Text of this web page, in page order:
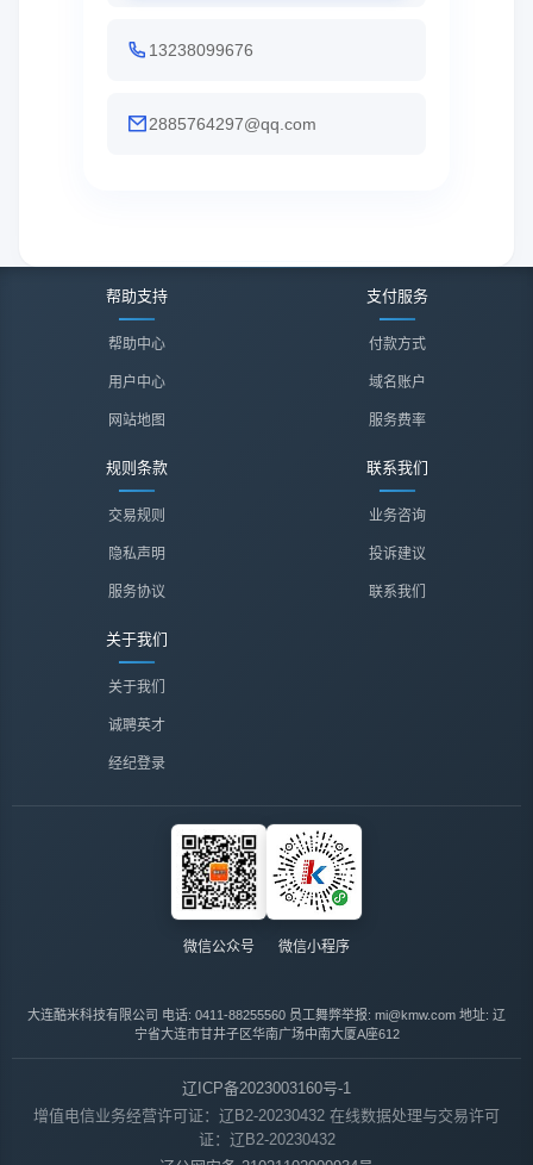
13238099676
2885764297@qq.com
帮助支持
帮助中心
用户中心
网站地图
支付服务
付款方式
域名账户
服务费率
规则条款
交易规则
隐私声明
服务协议
联系我们
业务咨询
投诉建议
联系我们
关于我们
关于我们
诚聘英才
经纪登录
微信公众号 微信小程序
大连酷米科技有限公司 电话: 0411-88255560 员工舞弊举报: mi@kmw.com 地址: 辽
宁省大连市甘井子区华南广场中南大厦A座612
辽ICP备2023003160号-1
增值电信业务经营许可证：辽B2-20230432 在线数据处理与交易许可
证：辽B2-20230432